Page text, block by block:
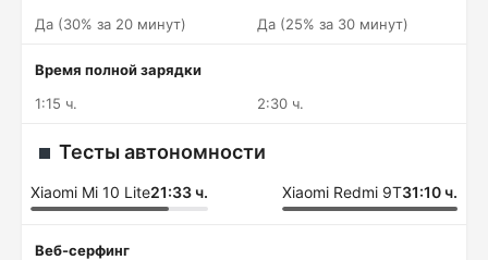
Да (30% за 20 минут)
Да (25% за 30 минут)
Время полной зарядки
1:15 ч.
2:30 ч.
Тесты автономности
Xiaomi Mi 10 Lite21:33 ч. Xiaomi Redmi 9T31:10 ч.
Веб-серфинг